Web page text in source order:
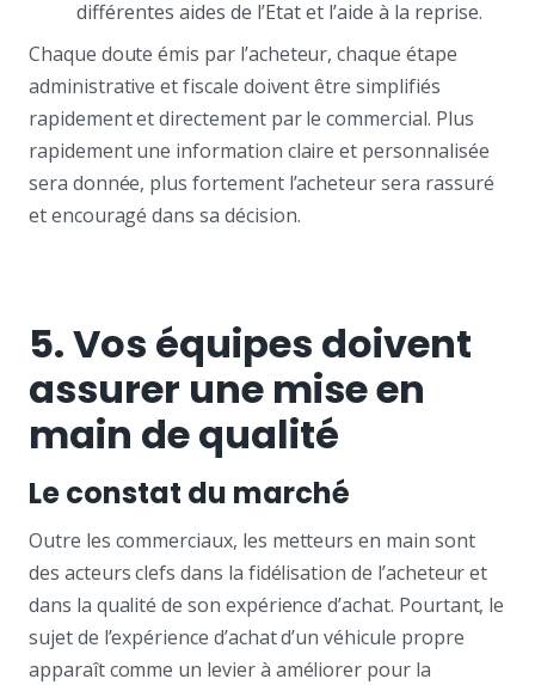
différentes aides de l’Etat et l’aide à la reprise.
Chaque doute émis par l’acheteur, chaque étape
administrative et fiscale doivent être simplifiés
rapidement et directement par le commercial. Plus
rapidement une information claire et personnalisée
sera donnée, plus fortement l’acheteur sera rassuré
et encouragé dans sa décision.
5. Vos équipes doivent
assurer une mise en
main de qualité
Le constat du marché
Outre les commerciaux, les metteurs en main sont
des acteurs clefs dans la fidélisation de l’acheteur et
dans la qualité de son expérience d’achat. Pourtant, le
sujet de l’expérience d’achat d’un véhicule propre
apparaît comme un levier à améliorer pour la